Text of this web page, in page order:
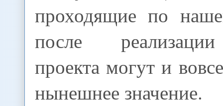
проходящие по
после
проекта могут и
нынешнее значение.